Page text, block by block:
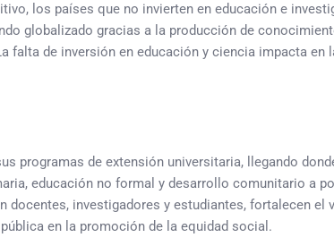
los países que no invierten en educación e
globalizado gracias a la producción de
de inversión en educación y ciencia impacta en
programas de extensión universitaria, llegando
educación no formal y desarrollo comunitario a
investigadores y estudiantes, fortalecen el
en la promoción de la equidad social.